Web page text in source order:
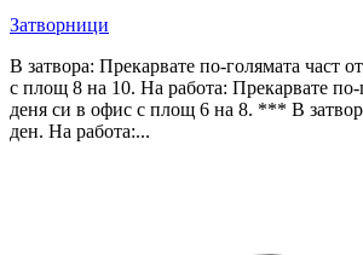
Затворници
В затвора: Прекарвате по-голямата част
с площ 8 на 10. На работа: Прекарвате по-
деня си в офис с площ 6 на 8. *** В
ден. На работа:...